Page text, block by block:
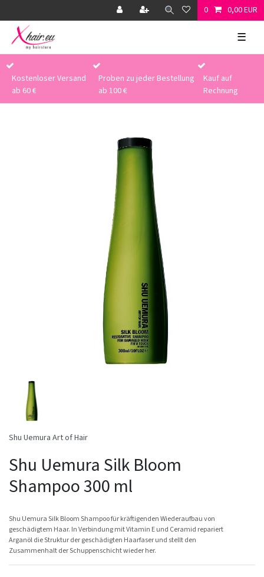
0 0,00 EUR
☰
Kostenloser Versand
ab 60 €
Proben zu jeder Bestellung
ab 100 €
Kauf auf
Rechnung
Shu Uemura Art of Hair
Shu Uemura Silk Bloom
Shampoo 300 ml
Shu Uemura Silk Bloom Shampoo für kräftigenden Wiederaufbau von
geschädigtem Haar. In Verbindung mit Vitamin E und Ceramid repariert
Arganöl die Struktur der geschädigten Haarfaser und stellt den
Zusammenhalt der Schuppenschicht wieder her.